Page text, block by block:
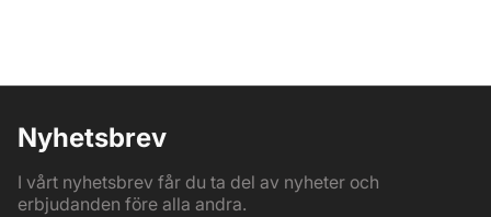
Nyhetsbrev
I vårt nyhetsbrev får du ta del av nyheter och
erbjudanden före alla andra.